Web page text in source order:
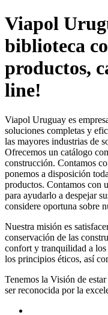
Viapol
biblioteca
productos,
line!
Viapol Uruguay es
soluciones completas y
las mayores industrias de
Ofrecemos un catálogo
construcción. Contamos
ponemos a disposición
productos. Contamos con
para ayudarlo a despejar
considere oportuna sobre
Nuestra misión es
conservación de las
confort y tranquilidad a los
los principios éticos, así
Tenemos la Visión de
ser reconocida por la